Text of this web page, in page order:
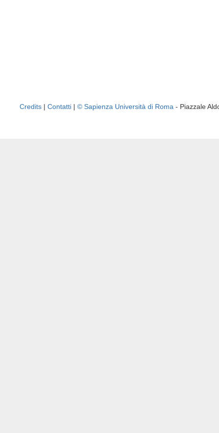
Credits | Contatti | © Sapienza Università di Roma - Piazzale